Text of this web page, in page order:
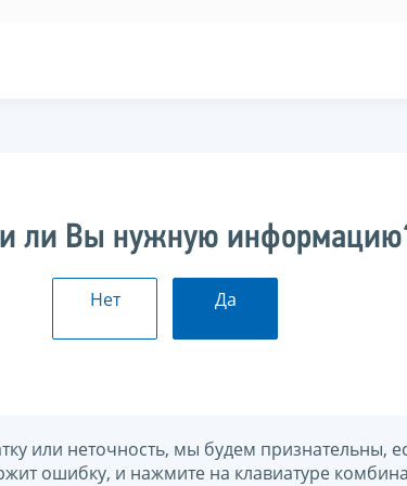
ли Вы нужную
Нет Да
или неточность, мы будем признательны,
ошибку, и нажмите на клавиатуре